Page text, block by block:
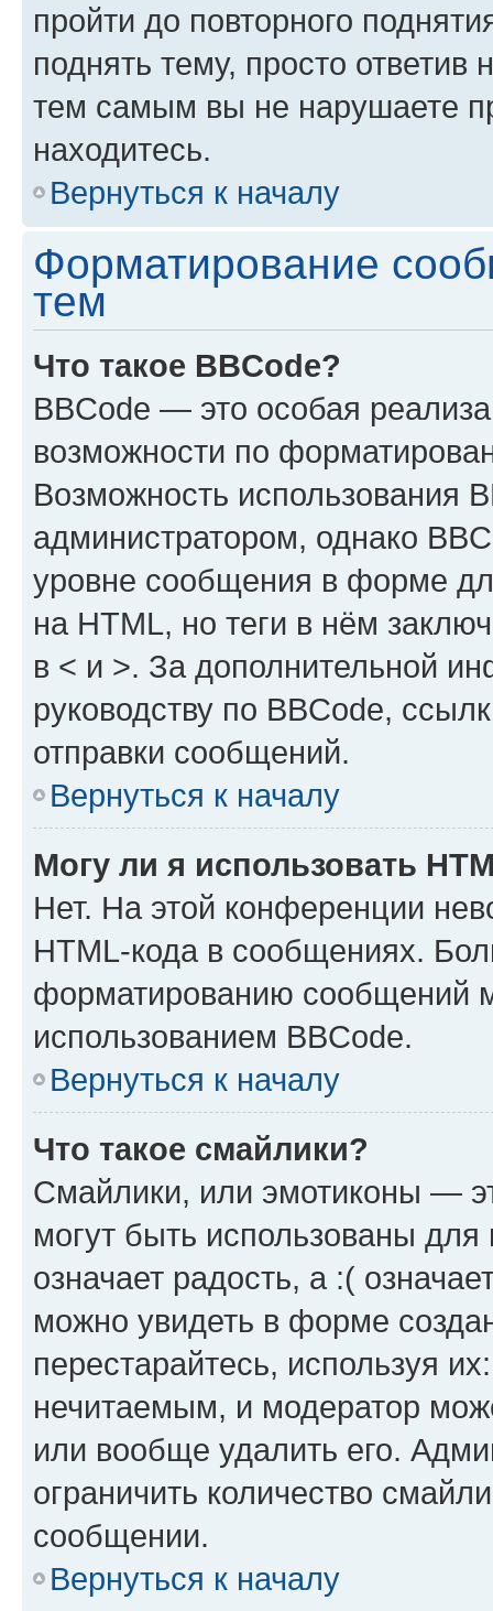
пройти до повторного
поднять тему, просто ответив
тем самым вы не нарушаете
находитесь.
Вернуться к началу
Форматирование
тем
Что такое BBCode?
BBCode — это особая
возможности по
Возможность использования
администратором, однако
уровне сообщения в форме
на HTML, но теги в нём
в < и >. За дополнительной
руководству по BBCode,
отправки сообщений.
Вернуться к началу
Могу ли я использовать
Нет. На этой конференции
HTML-кода в сообщениях.
форматированию сообщений
использованием BBCode.
Вернуться к началу
Что такое смайлики?
Смайлики, или эмотиконы —
могут быть использованы
означает радость, а :(
можно увидеть в форме
перестарайтесь, используя
нечитаемым, и модератор
или вообще удалить его.
ограничить количество
сообщении.
Вернуться к началу